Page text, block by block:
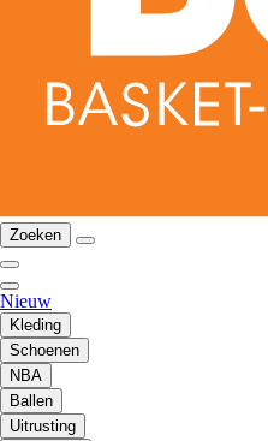
Zoeken
Nieuw
Kleding
Schoenen
NBA
Ballen
Uitrusting